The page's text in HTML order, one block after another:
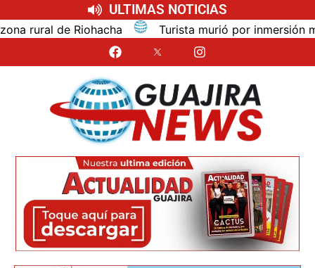
ULTIMAS NOTICIAS
Turista murió por inmersión mientras se